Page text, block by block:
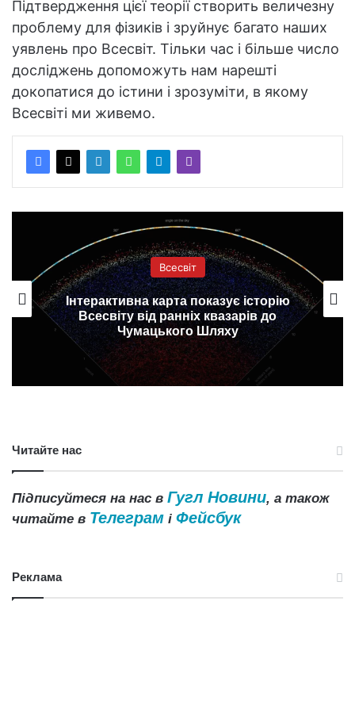
Підтвердження цієї теорії створить величезну
проблему для фізиків і зруйнує багато наших
уявлень про Всесвіт. Тільки час і більше число
досліджень допоможуть нам нарешті
докопатися до істини і зрозуміти, в якому
Всесвіті ми живемо.
Всесвіт
Інтерактивна карта показує історію
Всесвіту від ранніх квазарів до
Чумацького Шляху
Читайте нас
Підписуйтеся на нас в Гугл Новини, а також
читайте в Телеграм і Фейсбук
Реклама